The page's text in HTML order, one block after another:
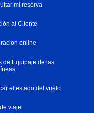
mi reserva
al Cliente
online
de Equipaje de las
el estado del vuelo
viaje